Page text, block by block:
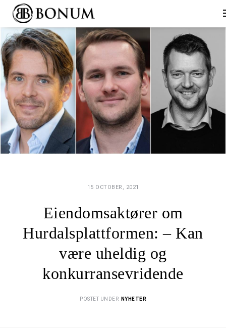
15 OCTOBER, 2021
Eiendomsaktører om
Hurdalsplattformen: – Kan
være uheldig og
konkurransevridende
POSTET UNDER NYHETER